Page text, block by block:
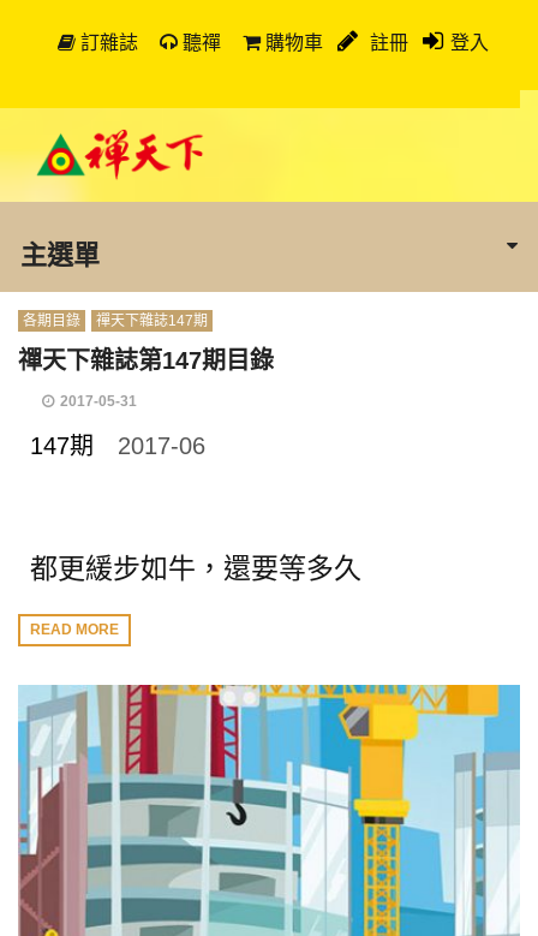
訂雜誌 聽禪 購物車 註冊 登入
主選單
各期目錄 禪天下雜誌147期
禪天下雜誌第147期目錄
2017-05-31
147期 2017-06
都更緩步如牛，還要等多久
READ MORE